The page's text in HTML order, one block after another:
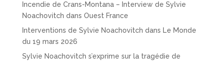
Incendie de Crans-Montana – Interview de Sylvie
Noachovitch dans Ouest France
Interventions de Sylvie Noachovitch dans Le Monde
du 19 mars 2026
Sylvie Noachovitch s’exprime sur la tragédie de